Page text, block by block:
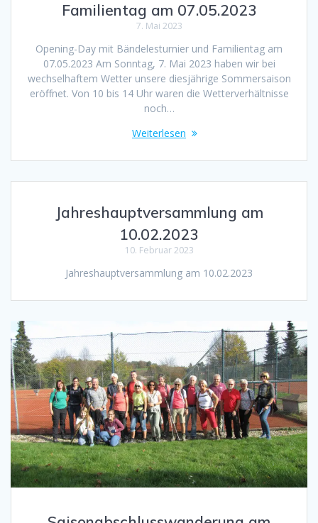
Familientag am 07.05.2023
7. Mai 2023
Opening-Day mit Bändelesturnier und Familientag am
07.05.2023 Am Sonntag, 7. Mai 2023 haben wir bei
wechselhaftem Wetter unsere diesjährige Sommersaison
eröffnet. Von 10 bis 14 Uhr waren die Wetterverhältnisse
noch…
Weiterlesen
Jahreshauptversammlung am
10.02.2023
10. Februar 2023
Jahreshauptversammlung am 10.02.2023